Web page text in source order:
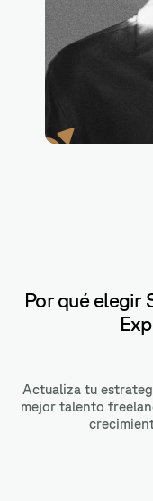
Por qué elegir
Actualiza tu
mejor talento